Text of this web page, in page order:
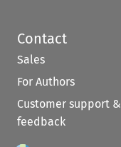
Contact
Sales
For Authors
Customer support &
feedback